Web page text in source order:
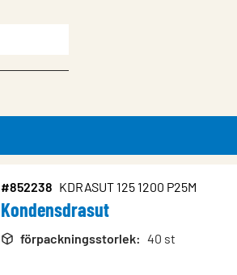
#852238 KDRASUT 125 1200 P25M
Kondensdrasut
förpackningsstorlek: 40 st